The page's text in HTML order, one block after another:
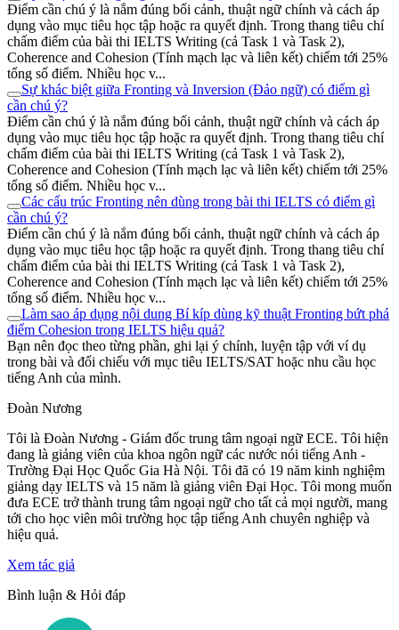
Điểm cần chú ý là nắm đúng bối cảnh, thuật ngữ chính và cách áp
dụng vào mục tiêu học tập hoặc ra quyết định. Trong thang tiêu chí
chấm điểm của bài thi IELTS Writing (cả Task 1 và Task 2),
Coherence and Cohesion (Tính mạch lạc và liên kết) chiếm tới 25%
tổng số điểm. Nhiều học v...
Sự khác biệt giữa Fronting và Inversion (Đảo ngữ) có điểm gì
cần chú ý?
Điểm cần chú ý là nắm đúng bối cảnh, thuật ngữ chính và cách áp
dụng vào mục tiêu học tập hoặc ra quyết định. Trong thang tiêu chí
chấm điểm của bài thi IELTS Writing (cả Task 1 và Task 2),
Coherence and Cohesion (Tính mạch lạc và liên kết) chiếm tới 25%
tổng số điểm. Nhiều học v...
Các cấu trúc Fronting nên dùng trong bài thi IELTS có điểm gì
cần chú ý?
Điểm cần chú ý là nắm đúng bối cảnh, thuật ngữ chính và cách áp
dụng vào mục tiêu học tập hoặc ra quyết định. Trong thang tiêu chí
chấm điểm của bài thi IELTS Writing (cả Task 1 và Task 2),
Coherence and Cohesion (Tính mạch lạc và liên kết) chiếm tới 25%
tổng số điểm. Nhiều học v...
Làm sao áp dụng nội dung Bí kíp dùng kỹ thuật Fronting bứt phá
điểm Cohesion trong IELTS hiệu quả?
Bạn nên đọc theo từng phần, ghi lại ý chính, luyện tập với ví dụ
trong bài và đối chiếu với mục tiêu IELTS/SAT hoặc nhu cầu học
tiếng Anh của mình.
Đoàn Nương
Tôi là Đoàn Nương - Giám đốc trung tâm ngoại ngữ ECE. Tôi hiện
đang là giảng viên của khoa ngôn ngữ các nước nói tiếng Anh -
Trường Đại Học Quốc Gia Hà Nội. Tôi đã có 19 năm kinh nghiệm
giảng dạy IELTS và 15 năm là giảng viên Đại Học. Tôi mong muốn
đưa ECE trở thành trung tâm ngoại ngữ cho tất cả mọi người, mang
tới cho học viên môi trường học tập tiếng Anh chuyên nghiệp và
hiệu quả.
Xem tác giả
Bình luận & Hỏi đáp